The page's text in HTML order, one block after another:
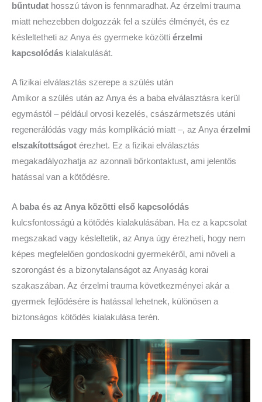
bűntudat hosszú távon is fennmaradhat. Az érzelmi trauma
miatt nehezebben dolgozzák fel a szülés élményét, és ez
késleltetheti az Anya és gyermeke közötti érzelmi
kapcsolódás kialakulását.
A fizikai elválasztás szerepe a szülés után
Amikor a szülés után az Anya és a baba elválasztásra kerül
egymástól – például orvosi kezelés, császármetszés utáni
regenerálódás vagy más komplikáció miatt –, az Anya érzelmi
elszakítottságot érezhet. Ez a fizikai elválasztás
megakadályozhatja az azonnali bőrkontaktust, ami jelentős
hatással van a kötődésre.
A baba és az Anya közötti első kapcsolódás
kulcsfontosságú a kötődés kialakulásában. Ha ez a kapcsolat
megszakad vagy késleltetik, az Anya úgy érezheti, hogy nem
képes megfelelően gondoskodni gyermekéről, ami növeli a
szorongást és a bizonytalanságot az Anyaság korai
szakaszában. Az érzelmi trauma következményei akár a
gyermek fejlődésére is hatással lehetnek, különösen a
biztonságos kötődés kialakulása terén.